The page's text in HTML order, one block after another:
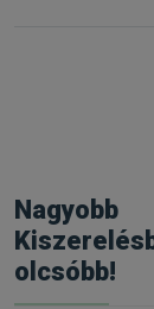
Nagyobb
olcsóbb!